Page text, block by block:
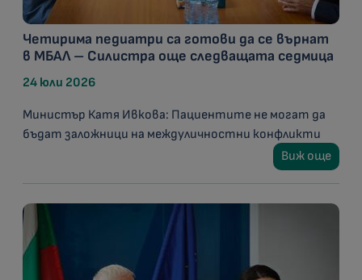
Четирима педиатри са готови да се върнат
в МБАЛ – Силистра още следващата седмица
24 юли 2026
Министър Катя Ивкова: Пациентите не могат да
бъдат заложници на междуличностни конфликти
Виж още